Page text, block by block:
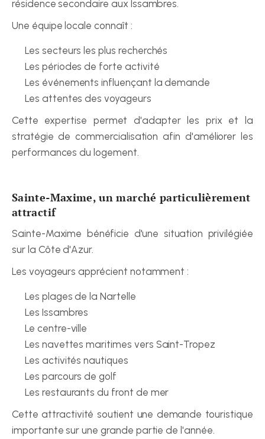
résidence secondaire aux Issambres.
Une équipe locale connaît :
Les secteurs les plus recherchés
Les périodes de forte activité
Les événements influençant la demande
Les attentes des voyageurs
Cette expertise permet d'adapter les prix et la
stratégie de commercialisation afin d'améliorer les
performances du logement.
Sainte-Maxime, un marché particulièrement
attractif
Sainte-Maxime bénéficie d'une situation privilégiée
sur la Côte d'Azur.
Les voyageurs apprécient notamment :
Les plages de la Nartelle
Les Issambres
Le centre-ville
Les navettes maritimes vers Saint-Tropez
Les activités nautiques
Les parcours de golf
Les restaurants du front de mer
Cette attractivité soutient une demande touristique
importante sur une grande partie de l'année.